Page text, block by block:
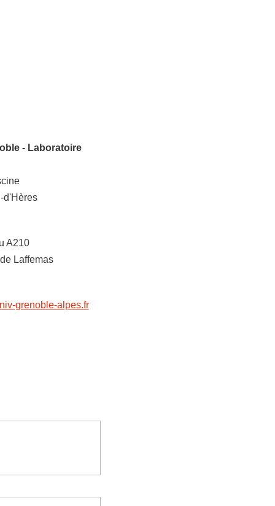
- Laboratoire
d'Hères
A210
Laffemas
grenoble-alpes.fr